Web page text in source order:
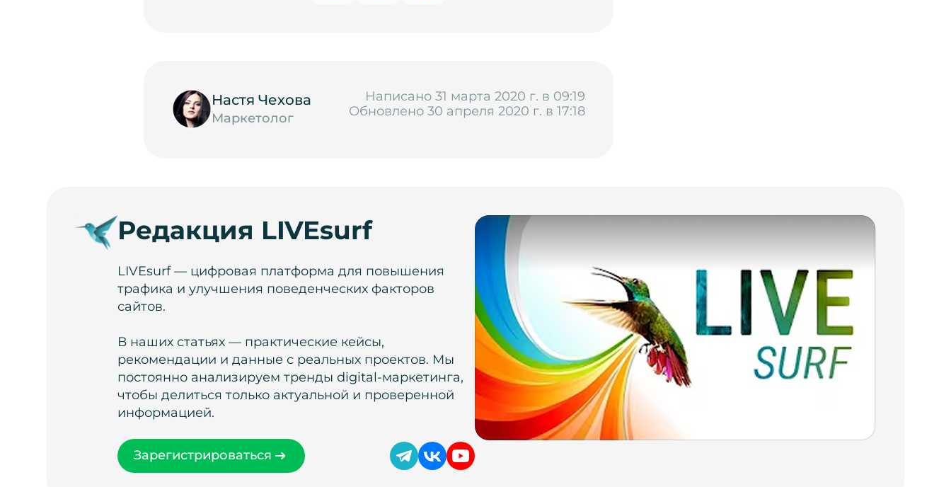
Настя Чехова
Маркетолог
Написано 31 марта 2020 г. в 09:19
Обновлено 30 апреля 2020 г. в 17:18
Редакция LIVEsurf
LIVEsurf — цифровая платформа для повышения
трафика и улучшения поведенческих факторов
сайтов.
В наших статьях — практические кейсы,
рекомендации и данные с реальных проектов. Мы
постоянно анализируем тренды digital-маркетинга,
чтобы делиться только актуальной и проверенной
информацией.
Зарегистрироваться